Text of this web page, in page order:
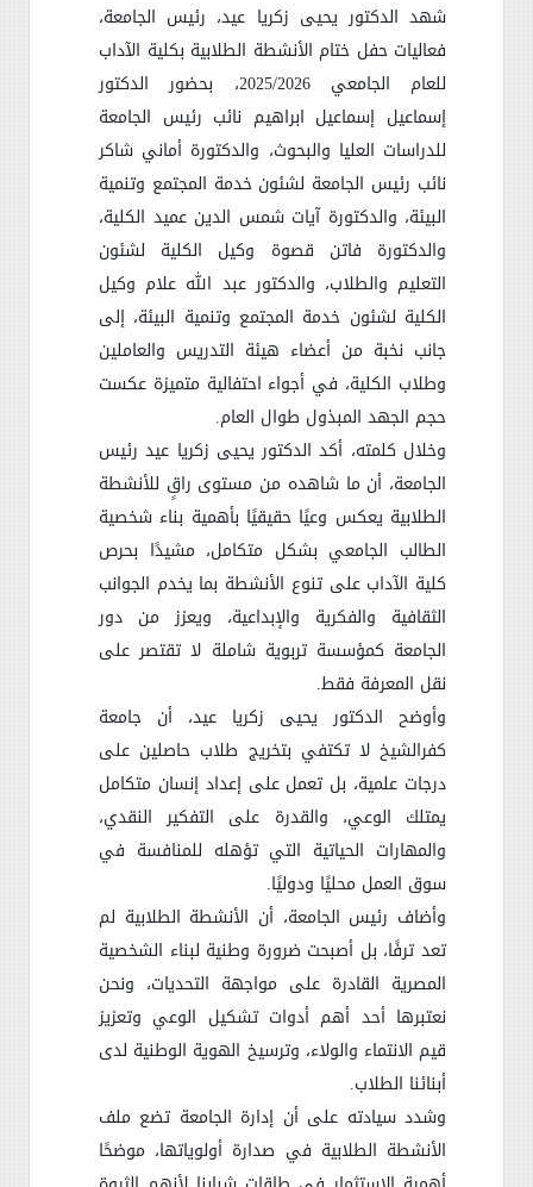
شهد الدكتور يحيى زكريا عيد، رئيس الجامعة،
فعاليات حفل ختام الأنشطة الطلابية بكلية الآداب
للعام الجامعي 2025/2026، بحضور الدكتور
إسماعيل إسماعيل ابراهيم نائب رئيس الجامعة
للدراسات العليا والبحوث، والدكتورة أماني شاكر
نائب رئيس الجامعة لشئون خدمة المجتمع وتنمية
البيئة، والدكتورة آيات شمس الدين عميد الكلية،
والدكتورة فاتن قصوة وكيل الكلية لشئون
التعليم والطلاب، والدكتور عبد الله علام وكيل
الكلية لشئون خدمة المجتمع وتنمية البيئة، إلى
جانب نخبة من أعضاء هيئة التدريس والعاملين
وطلاب الكلية، في أجواء احتفالية متميزة عكست
حجم الجهد المبذول طوال العام.
وخلال كلمته، أكد الدكتور يحيى زكريا عيد رئيس
الجامعة، أن ما شاهده من مستوى راقٍ للأنشطة
الطلابية يعكس وعيًا حقيقيًا بأهمية بناء شخصية
الطالب الجامعي بشكل متكامل، مشيدًا بحرص
كلية الآداب على تنوع الأنشطة بما يخدم الجوانب
الثقافية والفكرية والإبداعية، ويعزز من دور
الجامعة كمؤسسة تربوية شاملة لا تقتصر على
نقل المعرفة فقط.
وأوضح الدكتور يحيى زكريا عيد، أن جامعة
كفرالشيخ لا تكتفي بتخريج طلاب حاصلين على
درجات علمية، بل تعمل على إعداد إنسان متكامل
يمتلك الوعي، والقدرة على التفكير النقدي،
والمهارات الحياتية التي تؤهله للمنافسة في
سوق العمل محليًا ودوليًا.
وأضاف رئيس الجامعة، أن الأنشطة الطلابية لم
تعد ترفًا، بل أصبحت ضرورة وطنية لبناء الشخصية
المصرية القادرة على مواجهة التحديات، ونحن
نعتبرها أحد أهم أدوات تشكيل الوعي وتعزيز
قيم الانتماء والولاء، وترسيخ الهوية الوطنية لدى
أبنائنا الطلاب.
وشدد سيادته على أن إدارة الجامعة تضع ملف
الأنشطة الطلابية في صدارة أولوياتها، موضحًا